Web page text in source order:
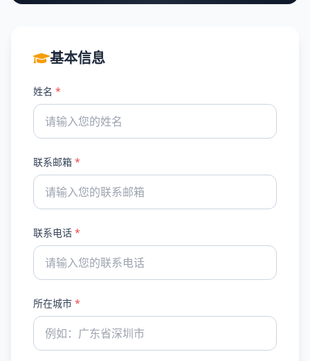
基本信息
姓名 *
联系邮箱 *
联系电话 *
所在城市 *